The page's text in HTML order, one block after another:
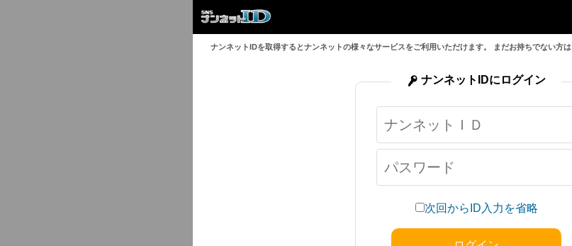
ナンネットIDを取得するとナンネットの様々なサービスをご利用いただけます。 まだお持ちでない方は
次回からID入力を省略
ナンネットIDにログイン